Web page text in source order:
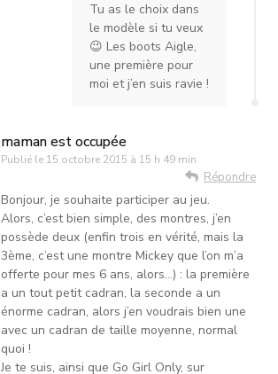
Tu as le choix dans
le modèle si tu veux
😉 Les boots Aigle,
une première pour
moi et j’en suis ravie !
maman est occupée
Publié le 15 octobre 2015 à 15 h 49 min
Répondre
Bonjour, je souhaite participer au jeu.
Alors, c’est bien simple, des montres, j’en
possède deux (enfin trois en vérité, mais la
3ème, c’est une montre Mickey que l’on m’a
offerte pour mes 6 ans, alors…) : la première
a un tout petit cadran, la seconde a un
énorme cadran, alors j’en voudrais bien une
avec un cadran de taille moyenne, normal
quoi !
Je te suis, ainsi que Go Girl Only, sur